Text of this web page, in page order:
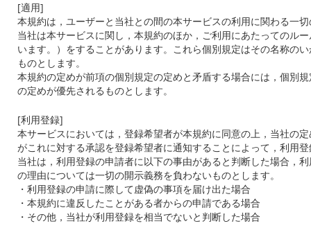
[適用]
本規約は，ユーザーと当社との間の本サービスの利用に関わる一
当社は本サービスに関し，本規約のほか，ご利用にあたってのル
います。）をすることがあります。これら個別規定はその名称の
ものとします。
本規約の定めが前項の個別規定の定めと矛盾する場合には，個別
の定めが優先されるものとします。
[利用登録]
本サービスにおいては，登録希望者が本規約に同意の上，当社の
がこれに対する承認を登録希望者に通知することによって，利用
当社は，利用登録の申請者に以下の事由があると判断した場合，
の理由については一切の開示義務を負わないものとします。
・利用登録の申請に際して虚偽の事項を届け出た場合
・本規約に違反したことがある者からの申請である場合
・その他，当社が利用登録を相当でないと判断した場合